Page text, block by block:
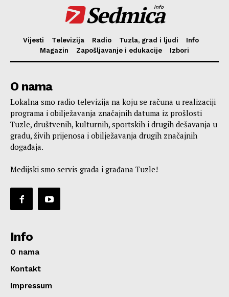
Sedmica
info
Vijesti Televizija Radio Tuzla, grad i ljudi
Info
Magazin
Zapošljavanje i edukacije Izbori
O nama
Lokalna smo radio televizija na koju se računa u realizaciji
programa i obilježavanja značajnih datuma iz prošlosti
Tuzle, društvenih, kulturnih, sportskih i drugih dešavanja u
gradu, živih prijenosa i obilježavanja drugih značajnih
događaja.
Medijski smo servis grada i građana Tuzle!
Info
O nama
Kontakt
Impressum